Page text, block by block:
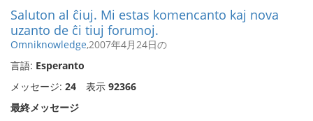
Saluton al ĉiuj. Mi estas komencanto kaj nova
uzanto de ĉi tiuj forumoj.
Omniknowledge,2007年4月24日の
言語: Esperanto
メッセージ: 24 表示 92366
最終メッセージ